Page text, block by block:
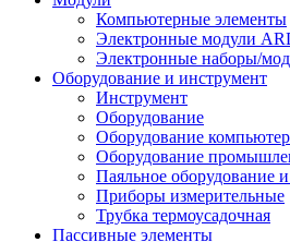
Компьютерные элементы
Электронные модули
Электронные наборы/
Оборудование и инструмент
Инструмент
Оборудование
Оборудование
Оборудование
Паяльное оборудование
Приборы измерительные
Трубка термоусадочная
Пассивные элементы